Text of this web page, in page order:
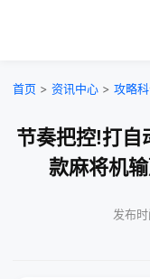
首页 > 资讯中心 > 攻略
节奏把控!打自
款麻将机
发布